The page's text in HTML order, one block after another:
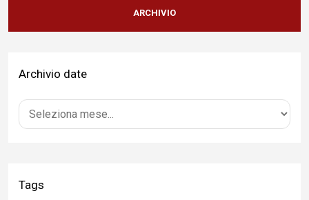
Ministro Roccella e alla sua famiglia”
Terminal bus "Lorenzo Natali": modifiche temporanee alla
04 Agosto 2026
della comunità»
ARCHIVIO
Archivio date
Tags